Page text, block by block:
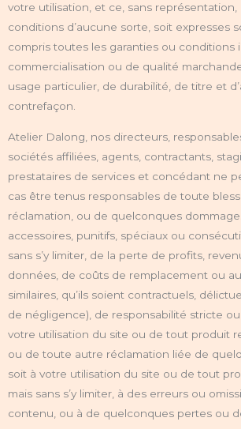
votre utilisation, et ce, sans représentation,
conditions d’aucune sorte, soit expresses
compris toutes les garanties ou conditions
commercialisation ou de qualité
usage particulier, de durabilité, de titre et
contrefaçon.
Atelier Dalong, nos directeurs,
sociétés affiliées, agents, contractants,
prestataires de services et concédant ne
cas être tenus responsables de toute
réclamation, ou de quelconques
accessoires, punitifs, spéciaux ou
sans s’y limiter, de la perte de profits,
données, de coûts de remplacement ou
similaires, qu’ils soient contractuels,
de négligence), de responsabilité stricte
votre utilisation du site ou de tout produit
ou de toute autre réclamation liée de
soit à votre utilisation du site ou de tout
mais sans s’y limiter, à des erreurs ou
contenu, ou à de quelconques pertes ou